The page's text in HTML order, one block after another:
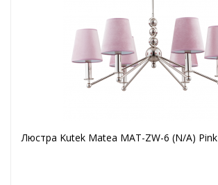
Люстра Kutek Matea MAT-ZW-6 (N/A) Pink